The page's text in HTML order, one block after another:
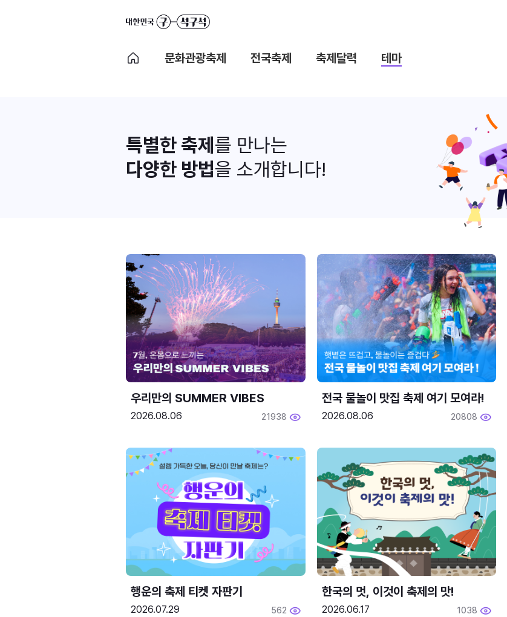
문화관광축제 전국축제 축제달력 테마
특별한 축제 를 만나는
다양한 방법을 소개합니다!
우리만의 SUMMER VIBES
2026.08.06 21938
전국 물놀이 맛집 축제 여기 모여라!
2026.08.06 20808
행운의 축제 티켓 자판기
2026.07.29 562
한국의 멋, 이것이 축제의 맛!
2026.06.17 1038